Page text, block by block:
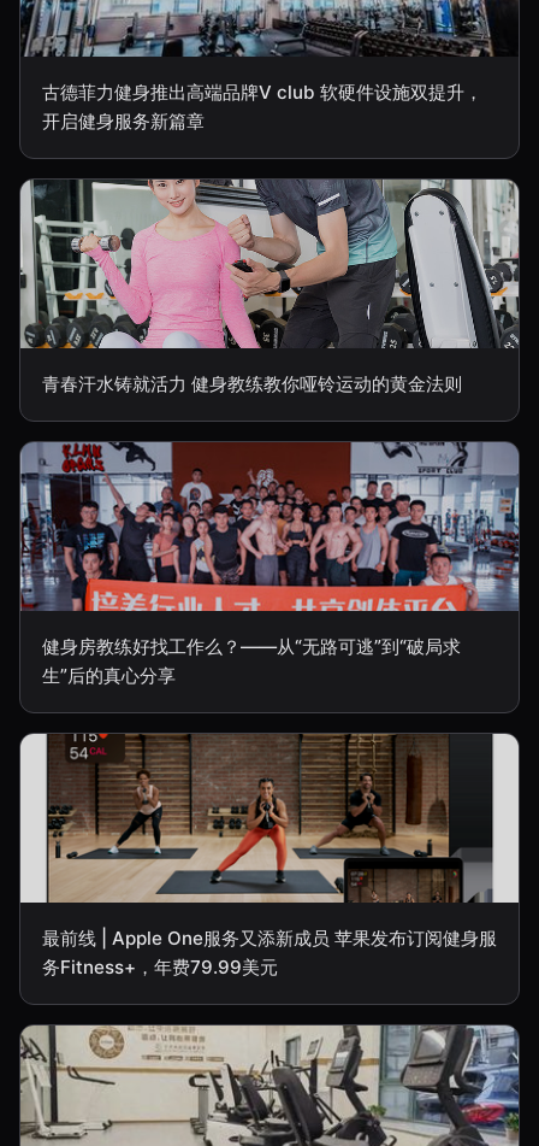
古德菲力健身推出高端品牌V club 软硬件设施双提升，
开启健身服务新篇章
青春汗水铸就活力 健身教练教你哑铃运动的黄金法则
健身房教练好找工作么？——从“无路可逃”到“破局求
生”后的真心分享
最前线 | Apple One服务又添新成员 苹果发布订阅健身服
务Fitness+，年费79.99美元